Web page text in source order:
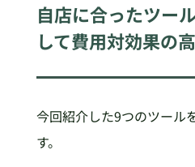
自店に合ったツー
して費用対効果の
今回紹介した9つのツール
す。